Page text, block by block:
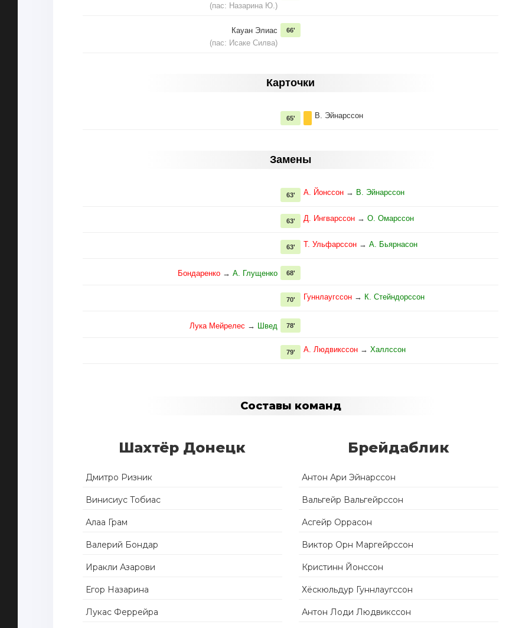
(пас: Назарина Ю.)
Кауан Элиас
(пас: Исаке Силва)
66'
Карточки
В. Эйнарссон
65'
Замены
А. Йонссон → В. Эйнарссон
63'
Д. Ингварссон → О. Омарссон
63'
Т. Ульфарссон → А. Бьярнасон
63'
Бондаренко → А. Глущенко 68'
Гуннлаугссон → К. Стейндорссон
70'
Лука Мейрелес → Швед 78'
А. Людвикссон → Халлссон
79'
Составы команд
Шахтёр Донецк
Дмитро Ризник
Винисиус Тобиас
Алаа Грам
Валерий Бондар
Иракли Азарови
Егор Назарина
Лукас Феррейра
Брейдаблик
Антон Ари Эйнарссон
Вальгейр Вальгейрссон
Асгейр Оррасон
Виктор Орн Маргейрссон
Кристинн Йонссон
Хёскюльдур Гуннлаугссон
Антон Лоди Людвикссон